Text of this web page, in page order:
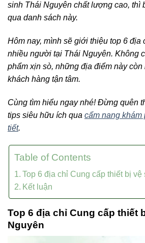
sinh Thái Nguyên chất lượng cao, thì
qua danh sách này.
Hôm nay, mình sẽ giới thiệu top 6 địa
nhiều người tại Thái Nguyên. Không
phẩm xịn sò, những địa điểm này
khách hàng tận tâm.
Cùng tìm hiểu ngay nhé! Đừng quên
tips siêu hữu ích qua cẩm nang
tiết.
Table of Contents
Top 6 địa chỉ Cung cấp thiết bị
Kết luận
Top 6 địa chỉ Cung cấp thiết
Nguyên